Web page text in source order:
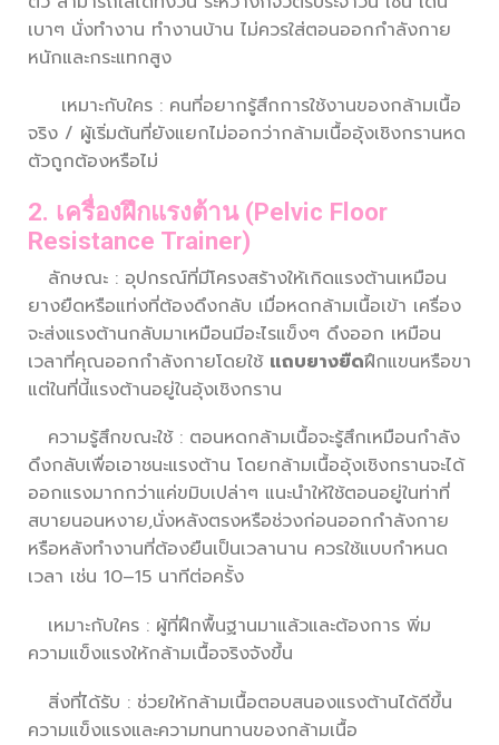
เบาๆ นั่งทำงาน ทำงานบ้าน ไม่ควรใส่ตอนออกกำลังกาย
หนักและกระแทกสูง
เหมาะกับใคร : คนที่อยากรู้สึกการใช้งานของกล้ามเนื้อ
จริง / ผู้เริ่มต้นที่ยังแยกไม่ออกว่ากล้ามเนื้ออุ้งเชิงกรานหด
ตัวถูกต้องหรือไม่
2. เครื่องฝึกแรงต้าน (Pelvic Floor
Resistance Trainer)
ลักษณะ : อุปกรณ์ที่มีโครงสร้างให้เกิดแรงต้านเหมือน
ยางยืดหรือแท่งที่ต้องดึงกลับ เมื่อหดกล้ามเนื้อเข้า เครื่อง
จะส่งแรงต้านกลับมาเหมือนมีอะไรแข็งๆ ดึงออก เหมือน
เวลาที่คุณออกกำลังกายโดยใช้ แถบยางยืดฝึกแขนหรือขา
แต่ในที่นี้แรงต้านอยู่ในอุ้งเชิงกราน
ความรู้สึกขณะใช้ : ตอนหดกล้ามเนื้อจะรู้สึกเหมือนกำลัง
ดึงกลับเพื่อเอาชนะแรงต้าน โดยกล้ามเนื้ออุ้งเชิงกรานจะได้
ออกแรงมากกว่าแค่ขมิบเปล่าๆ แนะนำให้ใช้ตอนอยู่ในท่าที่
สบายนอนหงาย,นั่งหลังตรงหรือช่วงก่อนออกกำลังกาย
หรือหลังทำงานที่ต้องยืนเป็นเวลานาน ควรใช้แบบกำหนด
เวลา เช่น 10–15 นาทีต่อครั้ง
เหมาะกับใคร : ผู้ที่ฝึกพื้นฐานมาแล้วและต้องการ พิ่ม
ความแข็งแรงให้กล้ามเนื้อจริงจังขึ้น
สิ่งที่ได้รับ : ช่วยให้กล้ามเนื้อตอบสนองแรงต้านได้ดีขึ้น
ความแข็งแรงและความทนทานของกล้ามเนื้อ